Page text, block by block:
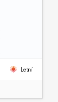
Letní